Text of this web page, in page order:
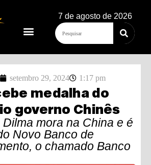
7 de agosto de 2026
setembro 29, 2024 1:17 pm
medalha do
governo Chinês
mora na China e é
Novo Banco de
o chamado Banco